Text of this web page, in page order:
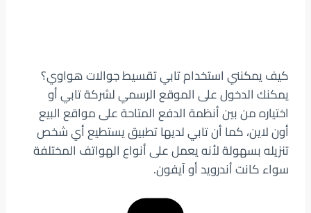
كيف يمكنني استخدام تابي تقسيط جوالات هواوي؟
يمكنك الدخول على الموقع الرسمي لشركة تابي أو
اختياره من بين أنظمة الدفع المتاحة على مواقع البيع
أون لاين، كما أن تابي لديها تطبيق يستطيع أي شخص
تنزيله بسهولة لأنه يعمل على أنواع الهواتف المختلفة
سواء كانت أندرويد أو آيفون.